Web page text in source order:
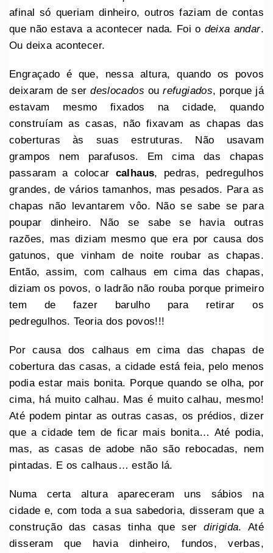
afinal só queriam dinheiro, outros faziam de contas
que não estava a acontecer nada. Foi o deixa andar.
Ou deixa acontecer.
Engraçado é que, nessa altura, quando os povos
deixaram de serdeslocados ourefugiados, porque já
estavam mesmo fixados na cidade, quando
construíam as casas, não fixavam as chapas das
coberturas às suas estruturas. Não usavam
grampos nem parafusos. Em cima das chapas
passaram a colocar calhaus, pedras, pedregulhos
grandes, de vários tamanhos, mas pesados. Para as
chapas não levantarem vôo. Não se sabe se para
poupar dinheiro. Não se sabe se havia outras
razões, mas diziam mesmo que era por causa dos
gatunos, que vinham de noite roubar as chapas.
Então, assim, com calhaus em cima das chapas,
diziam os povos, o ladrão não rouba porque primeiro
tem de fazer barulho para retirar os
pedregulhos. Teoria dos povos!!!
Por causa dos calhaus em cima das chapas de
cobertura das casas, a cidade está feia, pelo menos
podia estar mais bonita. Porque quando se olha, por
cima, há muito calhau. Mas é muito calhau, mesmo!
Até podem pintar as outras casas, os prédios, dizer
que a cidade tem de ficar mais bonita… Até podia,
mas, as casas de adobe não são rebocadas, nem
pintadas. E os calhaus… estão lá.
Numa certa altura apareceram uns sábios na
cidade e, com toda a sua sabedoria, disseram que a
construção das casas tinha que serdirigida. Até
disseram que havia dinheiro, fundos, verbas,